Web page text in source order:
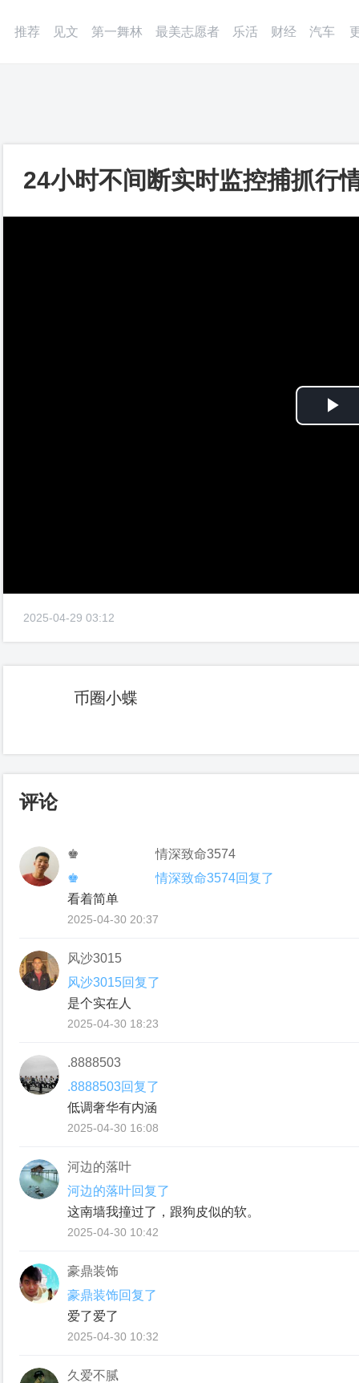
推荐 见文 第一舞林 最美志愿者 乐活 财经 汽车
24小时不间断实时监控捕抓行
怕，CCG合约量化机器人_第
2025-04-29 03:12
币圈小蝶
评论
♚ 情深致命3574
♚ 情深致命3574回复了
看着简单
2025-04-30 20:37
风沙3015
风沙3015回复了
是个实在人
2025-04-30 18:23
.8888503
.8888503回复了
低调奢华有内涵
2025-04-30 16:08
河边的落叶
河边的落叶回复了
这南墙我撞过了，跟狗皮似的软。
2025-04-30 10:42
豪鼎装饰
豪鼎装饰回复了
爱了爱了
2025-04-30 10:32
久爱不腻